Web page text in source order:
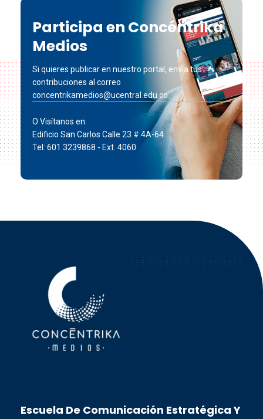
Participa en Concéntrika
Medios
Si quieres publicar en nuestro portal, envía tus
contribuciones al correo
concentrikamedios@ucentral.edu.co
O Visítanos en:
Edificio San Carlos Calle 23 # 4A-64
Tel: 601 3239868 - Ext. 4060
Escuela De Comunicación Estratégica Y